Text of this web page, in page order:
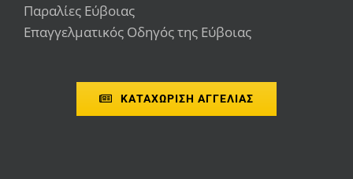
Παραλίες Εύβοιας
Επαγγελματικός Οδηγός της Εύβοιας
ΚΑΤΑΧΩΡΙΣΗ ΑΓΓΕΛΙΑΣ